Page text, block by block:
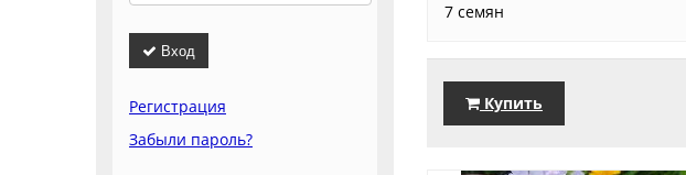
7 семян
Купить
Вход
Регистрация
Забыли пароль?